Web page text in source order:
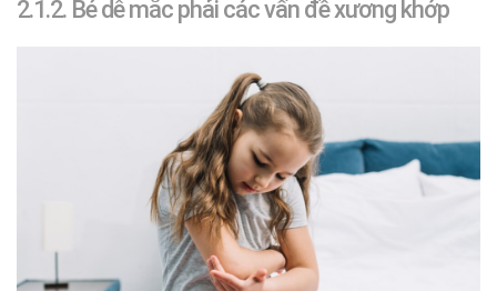
2.1.2. Bé dễ mắc phải các vấn đề xương khớp